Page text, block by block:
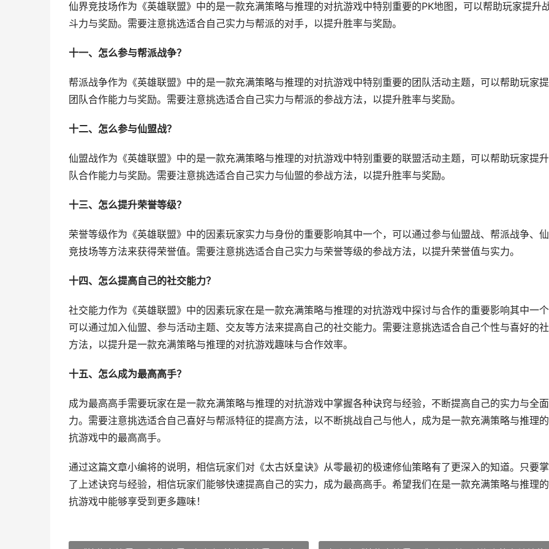
仙界竞技场作为《英雄联盟》中的是一款充满策略与推理的对抗游戏中特别重要的PK地图，可以帮助玩家提升
斗力与奖励。需要注意挑选适合自己实力与帮派的对手，以提升胜率与奖励。
十一、怎么参与帮派战争？
帮派战争作为《英雄联盟》中的是一款充满策略与推理的对抗游戏中特别重要的团队活动主题，可以帮助玩家
团队合作能力与奖励。需要注意挑选适合自己实力与帮派的参战方法，以提升胜率与奖励。
十二、怎么参与仙盟战？
仙盟战作为《英雄联盟》中的是一款充满策略与推理的对抗游戏中特别重要的联盟活动主题，可以帮助玩家提
队合作能力与奖励。需要注意挑选适合自己实力与仙盟的参战方法，以提升胜率与奖励。
十三、怎么提升荣誉等级？
荣誉等级作为《英雄联盟》中的因素玩家实力与身份的重要影响其中一个，可以通过参与仙盟战、帮派战争、
竞技场等方法来获得荣誉值。需要注意挑选适合自己实力与荣誉等级的参战方法，以提升荣誉值与实力。
十四、怎么提高自己的社交能力？
社交能力作为《英雄联盟》中的因素玩家在是一款充满策略与推理的对抗游戏中探讨与合作的重要影响其中一个
可以通过加入仙盟、参与活动主题、交友等方法来提高自己的社交能力。需要注意挑选适合自己个性与喜好的
方法，以提升是一款充满策略与推理的对抗游戏趣味与合作效率。
十五、怎么成为最高高手？
成为最高高手需要玩家在是一款充满策略与推理的对抗游戏中掌握各种诀窍与经验，不断提高自己的实力与全
力。需要注意挑选适合自己喜好与帮派特征的提高方法，以不断挑战自己与他人，成为是一款充满策略与推理
抗游戏中的最高高手。
通过这篇文章小编将的说明，相信玩家们对《太古妖皇诀》从零最初的极速修仙策略有了更深入的知道。只要
了上述诀窍与经验，相信玩家们能够快速提高自己的实力，成为最高高手。希望我们在是一款充满策略与推理
抗游戏中能够享受到更多趣味！